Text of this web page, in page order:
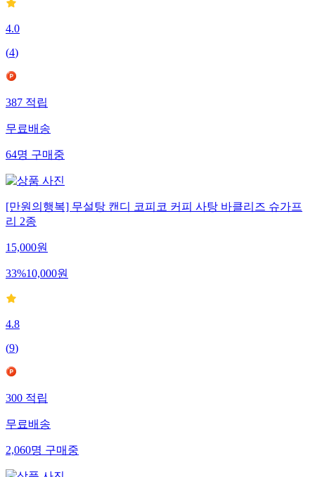
4.0
(4)
387적립
무료배송
64명구매중
[만원의행복] 무설탕 캔디 코피코 커피 사탕 바클리즈 슈가프
리 2종
15,000원
33%10,000원
4.8
(9)
300적립
무료배송
2,060명구매중